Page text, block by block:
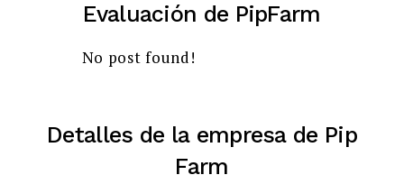
Evaluación de PipFarm
No post found!
Detalles de la empresa de Pip
Farm